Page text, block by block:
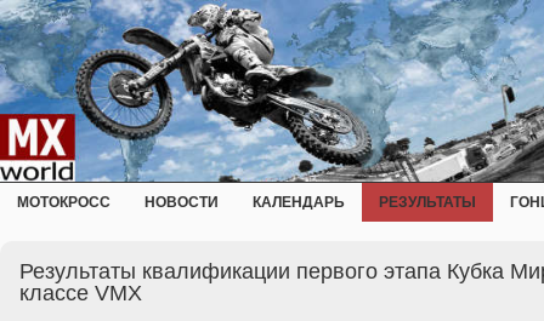
МОТОКРОСС НОВОСТИ КАЛЕНДАРЬ РЕЗУЛЬТАТЫ
Результаты квалификации первого этапа Кубка
классе VMX